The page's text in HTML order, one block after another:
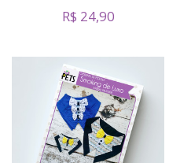
R$ 24,90